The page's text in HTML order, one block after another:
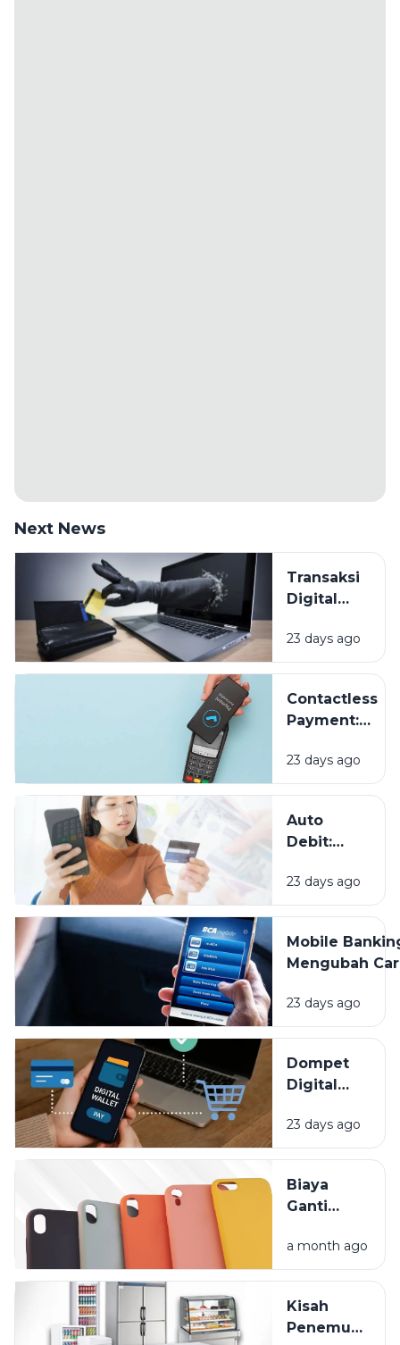
Next News
Transaksi
Digital
Mudah,
Bagaimana
Melindungi
Data
23 days ago
Contactless
Payment:
Tren atau
Masa Depan
Pembayaran?
23 days ago
Auto
Debit:
untuk
Tagihan,
Jangan
Sampai
Dipantau
23 days ago
Mobile
Mengubah
Uang, Apa Saja
23 days ago
Dompet
Digital
Hidup
Lebih
Tapi Kok
Saldo
23 days ago
Biaya
Ganti
Mahal?
Lindungi
Anda
Sejak Hari
a month ago
Kisah
Penemuan